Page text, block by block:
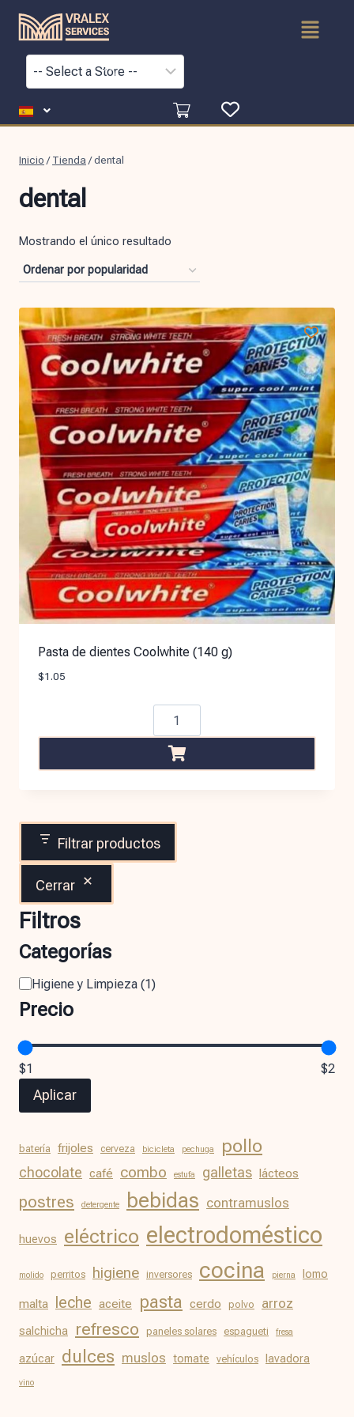
Inicio / Tienda/dental
dental
Mostrando el único resultado
Pasta de dientes Coolwhite (140 g)
$1.05
Filtrar productos
Cerrar
Filtros
Categorías
Higiene y Limpieza (1)
Precio
$1 $2
Aplicar
batería frijoles cerveza bicicleta pechuga pollo
chocolate café combo estufa galletas lácteos
postres detergente bebidas contramuslos
huevos eléctrico electrodoméstico
molido perritos higiene inversores cocina pierna lomo
malta leche aceite pasta cerdo polvo arroz
salchicha refresco paneles solares espagueti fresa
azúcar dulces muslos tomate vehículos lavadora
vino